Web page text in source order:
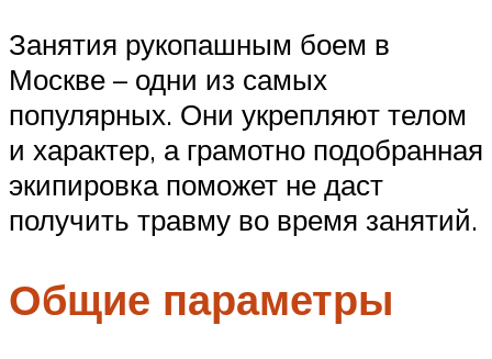
Занятия рукопашным боем в
Москве – одни из самых
популярных. Они укрепляют телом
и характер, а грамотно подобранная
экипировка поможет не даст
получить травму во время занятий.
Общие параметры